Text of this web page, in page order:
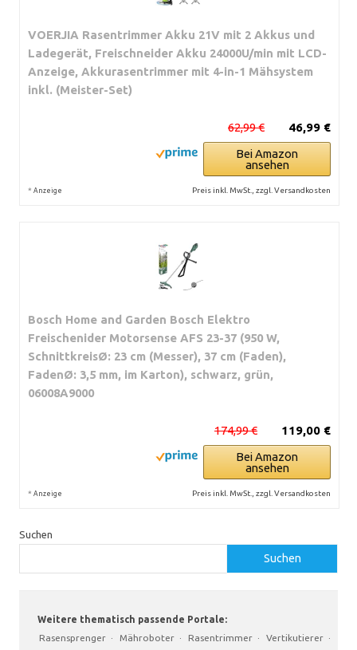
VOERJIA Rasentrimmer Akku 21V mit 2 Akkus und
Ladegerät, Freischneider Akku 24000U/min mit LCD-
Anzeige, Akkurasentrimmer mit 4-in-1 Mähsystem
inkl. (Meister-Set)
46,99 €
62,99 €
Bei Amazon
ansehen
* Anzeige Preis inkl. MwSt., zzgl. Versandkosten
Bosch Home and Garden Bosch Elektro
Freischenider Motorsense AFS 23-37 (950 W,
SchnittkreisØ: 23 cm (Messer), 37 cm (Faden),
FadenØ: 3,5 mm, im Karton), schwarz, grün,
06008A9000
119,00 €
174,99 €
Bei Amazon
ansehen
* Anzeige Preis inkl. MwSt., zzgl. Versandkosten
Suchen
Suchen
Weitere thematisch passende Portale:
Rasensprenger · Mähroboter · Rasentrimmer · Vertikutierer ·